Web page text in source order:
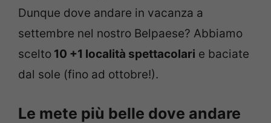
Dunque dove andare in vacanza a
settembre nel nostro Belpaese? Abbiamo
scelto 10 +1 località spettacolari e baciate
dal sole (fino ad ottobre!).
Le mete più belle dove andare